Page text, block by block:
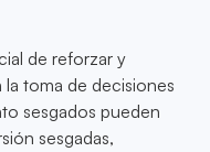
de reforzar y
la toma de decisiones
sesgados pueden
sesgadas,